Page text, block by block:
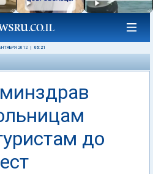
2012 06:21
до